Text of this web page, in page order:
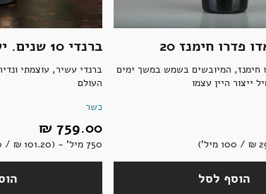
פדרו חימנז 20
חימנז, המיובשים בשמש במשך ימים
ייצור היין עצמו
הוסף לסל
ברנדי 10 שנים. יקב תשבי
ברנדי עשיר, עוצמתי
העולם
כשר
759.00 ‏₪
750 מיל' - (101.20 ‏₪ / 100 מיל')